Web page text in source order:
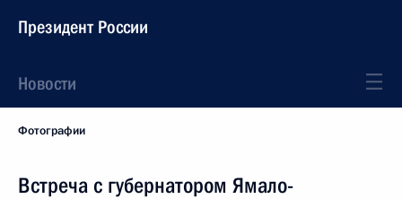
Президент России
Новости
Фотографии
Встреча с губернатором Ямало-